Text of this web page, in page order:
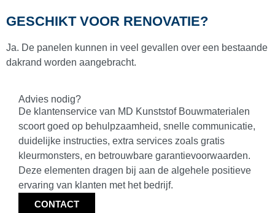
GESCHIKT VOOR RENOVATIE?
Ja. De panelen kunnen in veel gevallen over een bestaande
dakrand worden aangebracht.
Advies nodig?
De klantenservice van MD Kunststof Bouwmaterialen
scoort goed op behulpzaamheid, snelle communicatie,
duidelijke instructies, extra services zoals gratis
kleurmonsters, en betrouwbare garantievoorwaarden.
Deze elementen dragen bij aan de algehele positieve
ervaring van klanten met het bedrijf.
CONTACT